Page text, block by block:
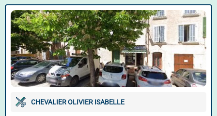
CHEVALIER OLIVIER ISABELLE